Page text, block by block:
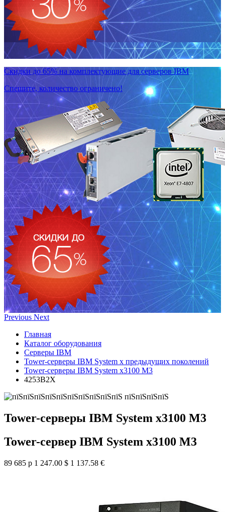
Скидки до 65% на комплектующие для серверов IBM
Спешите, количество ограничено!
Previous Next
Главная
Каталог оборудования
Серверы IBM
Tower-серверы IBM System x предыдущих поколений
Tower-серверы IBM System x3100 M3
4253B2X
Tower-серверы IBM System x3100 M3
Tower-сервер IBM System x3100 M3
89 685 р 1 247.00 $ 1 137.58 €